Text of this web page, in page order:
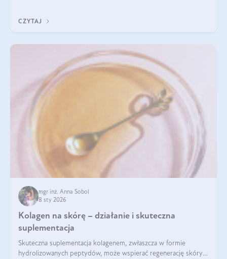
osłabienie włosów.
CZYTAJ
mgr inż. Anna Sobol
8 sty 2026
Kolagen na skórę – działanie i skuteczna
suplementacja
Skuteczna suplementacja kolagenem, zwłaszcza w formie
hydrolizowanych peptydów, może wspierać regenerację skóry i